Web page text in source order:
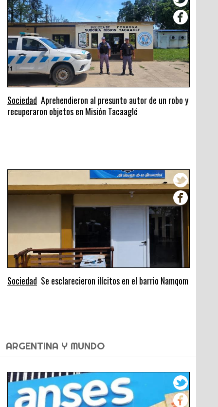
Sociedad Aprehendieron al presunto autor de un robo y
recuperaron objetos en Misión Tacaaglé
Sociedad Se esclarecieron ilícitos en el barrio Namqom
ARGENTINA Y MUNDO